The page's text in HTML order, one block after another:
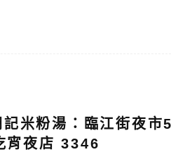
記米粉湯：臨江街夜市
宵夜店 3346